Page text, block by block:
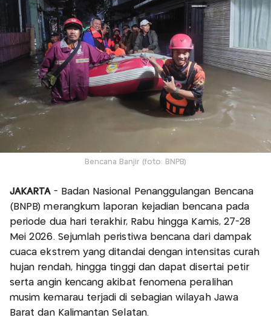
Bencana Banjir (foto: BNPB)
JAKARTA- Badan Nasional Penanggulangan Bencana
(BNPB) merangkum laporan kejadian bencana pada
periode dua hari terakhir, Rabu hingga Kamis, 27-28
Mei 2026. Sejumlah peristiwa bencana dari dampak
cuaca ekstrem yang ditandai dengan intensitas curah
hujan rendah, hingga tinggi dan dapat disertai petir
serta angin kencang akibat fenomena peralihan
musim kemarau terjadi di sebagian wilayah Jawa
Barat dan Kalimantan Selatan.